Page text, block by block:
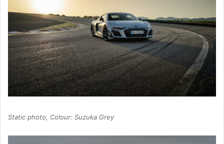
Static photo, Colour: Suzuka Grey